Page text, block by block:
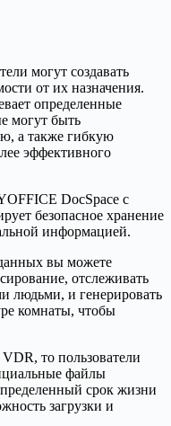
могут создавать
от их назначения.
определенные
могут быть
а также гибкую
эффективного
DocSpace с
безопасное хранение
информацией.
вы можете
отслеживать
людьми, и генерировать
комнаты, чтобы
то пользователи
файлы
срок жизни
загрузки и